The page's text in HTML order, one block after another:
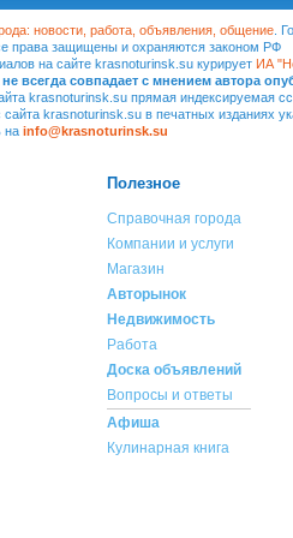
новости, работа, объявления, общение .
права защищены и охраняются законом РФ
на сайте krasnoturinsk.su курирует ИА
всегда совпадает с мнением автора
krasnoturinsk.su прямая индексируемая
krasnoturinsk.su в печатных изданиях
на info@krasnoturinsk.su
Полезное
Справочная города
Компании и услуги
Магазин
Авторынок
Недвижимость
Работа
Доска объявлений
Вопросы и ответы
Афиша
Кулинарная книга